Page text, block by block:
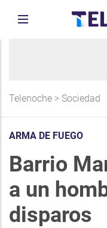
Telenoche > Sociedad
ARMA DE FUEGO
Barrio
a un
disparos